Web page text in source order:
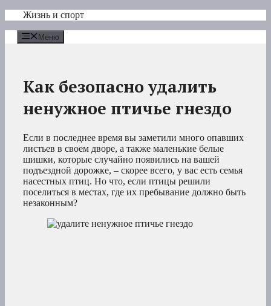
Перейти
содержимому
Жизнь и спорт
Меню
Как безопасно удалить
ненужное птичье гнездо
Если в последнее время вы заметили много опавших
листьев в своем дворе, а также маленькие белые
шишки, которые случайно появились на вашей
подъездной дорожке, – скорее всего, у вас есть семья
насестных птиц. Но что, если птицы решили
поселиться в местах, где их пребывание должно быть
незаконным?